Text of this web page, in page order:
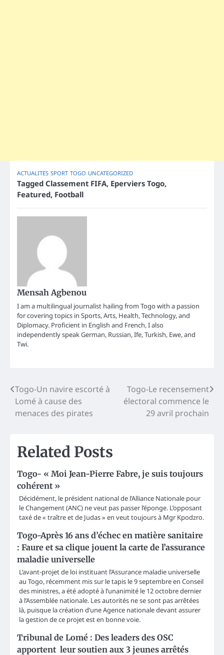
ACTUALITES SPORT TOGO UNCATEGORIZED
Tagged Classement FIFA, Eperviers Togo,
Featured, Football
Mensah Agbenou
I am a multilingual journalist hailing from Togo with a passion
for covering topics in Sports, Arts, Health, Technology, and
Diplomacy. Proficient in English and French, I also
independently speak German, Russian, Ife, Turkish, Ewe, and
Twi.
Post
navigation
Togo-Un navire escorté à
Lomé à cause des
menaces des pirates
Togo-Le recensement
électoral commence le
29 avril prochain
Related Posts
Togo- « Moi Jean-Pierre Fabre, je suis toujours
cohérent »
Décidément, le président national de l’Alliance Nationale pour
le Changement (ANC) ne veut pas passer l’éponge. L’opposant
taxé de « traître et de Judas » en veut toujours à Mgr Kpodzro.
Togo-Après 16 ans d’échec en matière sanitaire
: Faure et sa clique jouent la carte de l’assurance
maladie universelle
L’avant-projet de loi instituant l’Assurance maladie universelle
au Togo, récemment mis sur le tapis le 9 septembre en Conseil
des ministres, a été adopté à l’unanimité le 12 octobre dernier
à l’Assemblée nationale. Les autorités ne se sont pas arrêtées
là, puisque la création d’une Agence nationale devant assurer
la gestion de ce projet est en bonne voie.
Tribunal de Lomé : Des leaders des OSC
apportent leur soutien aux 3 jeunes arrêtés